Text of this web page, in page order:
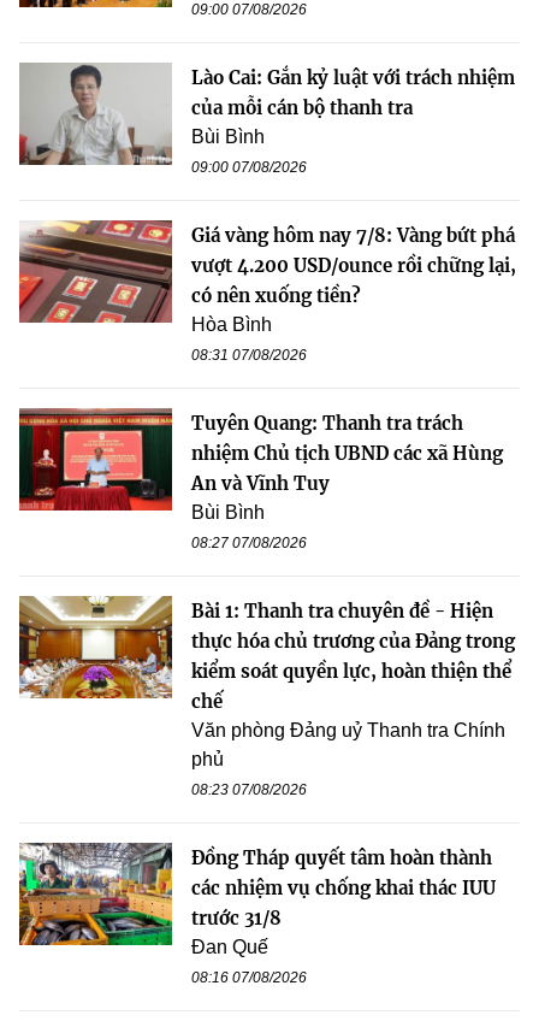
09:00 07/08/2026
Lào Cai: Gắn kỷ luật với trách nhiệm
của mỗi cán bộ thanh tra
Bùi Bình
09:00 07/08/2026
Giá vàng hôm nay 7/8: Vàng bứt phá
vượt 4.200 USD/ounce rồi chững lại,
có nên xuống tiền?
Hòa Bình
08:31 07/08/2026
Tuyên Quang: Thanh tra trách
nhiệm Chủ tịch UBND các xã Hùng
An và Vĩnh Tuy
Bùi Bình
08:27 07/08/2026
Bài 1: Thanh tra chuyên đề - Hiện
thực hóa chủ trương của Đảng trong
kiểm soát quyền lực, hoàn thiện thể
chế
Văn phòng Đảng uỷ Thanh tra Chính
phủ
08:23 07/08/2026
Đồng Tháp quyết tâm hoàn thành
các nhiệm vụ chống khai thác IUU
trước 31/8
Đan Quế
08:16 07/08/2026